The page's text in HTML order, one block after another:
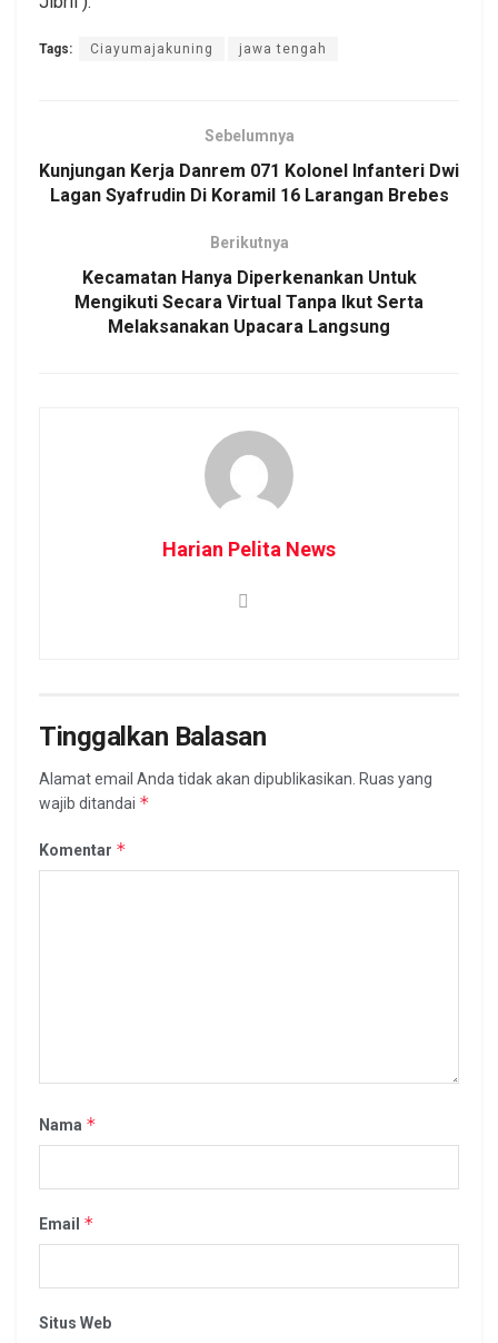
Tags: Ciayumajakuning jawa tengah
Sebelumnya
Kunjungan Kerja Danrem 071 Kolonel Infanteri Dwi
Lagan Syafrudin Di Koramil 16 Larangan Brebes
Berikutnya
Kecamatan Hanya Diperkenankan Untuk
Mengikuti Secara Virtual Tanpa Ikut Serta
Melaksanakan Upacara Langsung
Harian Pelita News
Tinggalkan Balasan
Alamat email Anda tidak akan dipublikasikan. Ruas yang
wajib ditandai *
Komentar *
Nama *
Email *
Situs Web